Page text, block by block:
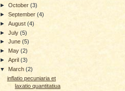
►October(3)
►September(4)
►August(4)
►July(5)
►June(5)
► May(2)
►April(3)
▼ March(2)
inflatio pecuniaria et
laxatio quantitatiua